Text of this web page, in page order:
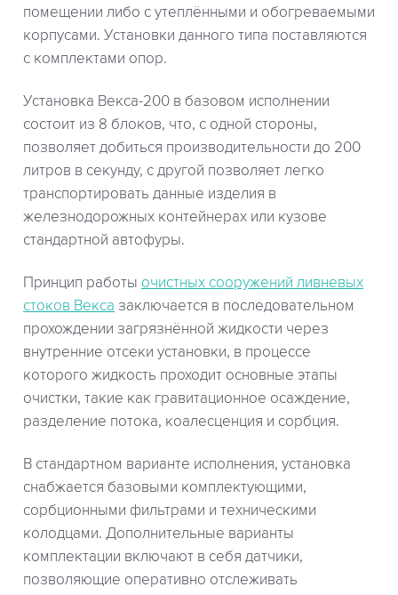
помещении либо с утеплёнными и обогреваемыми
корпусами. Установки данного типа поставляются
с комплектами опор.
Установка Векса-200 в базовом исполнении
состоит из 8 блоков, что, с одной стороны,
позволяет добиться производительности до 200
литров в секунду, с другой позволяет легко
транспортировать данные изделия в
железнодорожных контейнерах или кузове
стандартной автофуры.
Принцип работы очистных сооружений ливневых
стоков Векса заключается в последовательном
прохождении загрязнённой жидкости через
внутренние отсеки установки, в процессе
которого жидкость проходит основные этапы
очистки, такие как гравитационное осаждение,
разделение потока, коалесценция и сорбция.
В стандартном варианте исполнения, установка
снабжается базовыми комплектующими,
сорбционными фильтрами и техническими
колодцами. Дополнительные варианты
комплектации включают в себя датчики,
позволяющие оперативно отслеживать